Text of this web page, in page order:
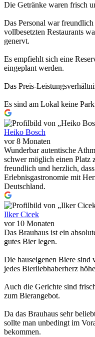
Die Getränke waren frisch
Das Personal war
vollbesetzten Restaurants
genervt.
Es empfiehlt sich eine
eingeplant werden.
Das Preis-
Es sind am Lokal keine
Heiko Bosch
vor 8 Monaten
Wunderbar autentische
schwer möglich einen Platz
freundlich und herzlich,
Erlebnisgastronomie mit
Deutschland.
Ilker Cicek
vor 10 Monaten
Das Brauhaus ist ein
gutes Bier legen.
Die hauseigenen Biere sind
jedes Bierliebhaberherz
Auch die Gerichte sind
zum Bierangebot.
Da das Brauhaus sehr
sollte man unbedingt im
bekommen.